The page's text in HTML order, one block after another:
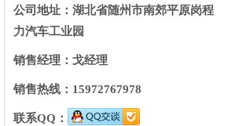
公司地址：湖北省随州市南郊平原岗程
力汽车工业园
销售经理：戈经理
销售热线：15972767978
联系QQ：